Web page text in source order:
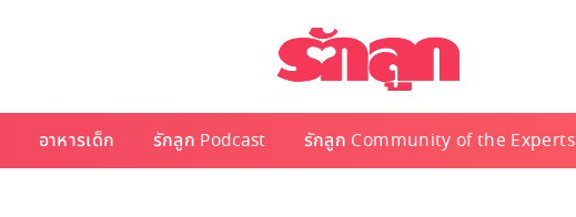
อาหารเด็ก รักลูก Podcast รักลูก Community of the Experts